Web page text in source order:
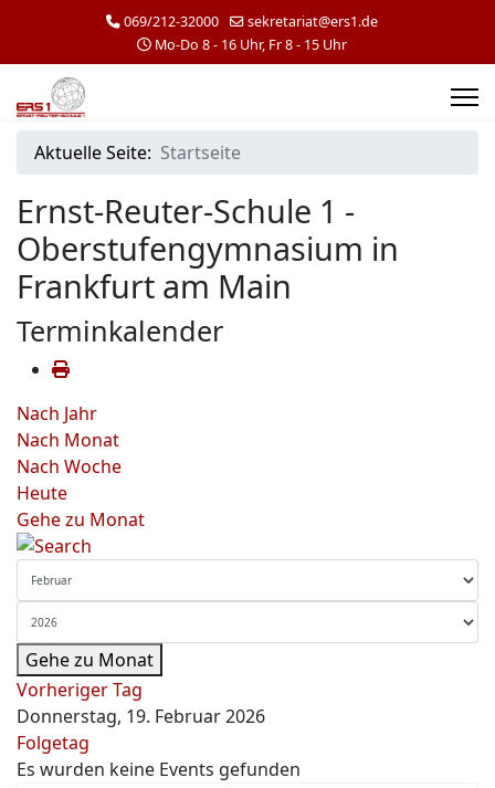
069/212-32000
sekretariat@ers1.de
Mo-Do 8 - 16 Uhr, Fr 8 - 15 Uhr
Aktuelle Seite: Startseite
Ernst-Reuter-Schule 1 -
Oberstufengymnasium in
Frankfurt am Main
Terminkalender
Nach Jahr
Nach Monat
Nach Woche
Heute
Gehe zu Monat
Gehe zu Monat
Vorheriger Tag
Donnerstag, 19. Februar 2026
Folgetag
Es wurden keine Events gefunden